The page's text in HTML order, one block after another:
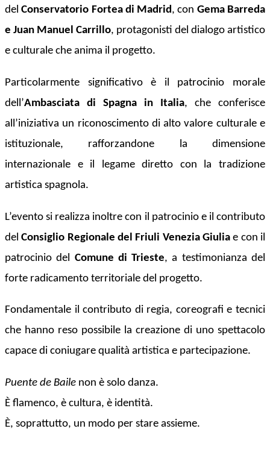
delConservatorio Fortea di Madrid, con Gema Barreda
e Juan Manuel Carrillo, protagonisti del dialogo artistico
e culturale che anima il progetto.
Particolarmente significativo è il patrocinio morale
dell’Ambasciata di Spagna in Italia, che conferisce
all’iniziativa un riconoscimento di alto valore culturale e
istituzionale, rafforzandone la dimensione
internazionale e il legame diretto con la tradizione
artistica spagnola.
L’evento si realizza inoltre con il patrocinio e il contributo
delConsiglio Regionale del Friuli Venezia Giulia e con il
patrocinio del Comune di Trieste, a testimonianza del
forte radicamento territoriale del progetto.
Fondamentale il contributo di regia, coreografi e tecnici
che hanno reso possibile la creazione di uno spettacolo
capace di coniugare qualità artistica e partecipazione.
Puente de Baile non è solo danza.
È flamenco, è cultura, è identità.
È, soprattutto, un modo per stare assieme.